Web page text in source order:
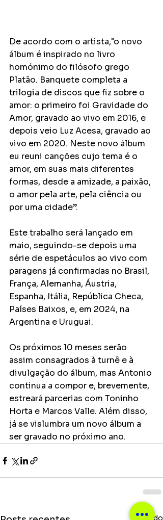
De acordo com o artista,"o novo
álbum é inspirado no livro
homónimo do filósofo grego
Platão. Banquete completa a
trilogia de discos que fiz sobre o
amor: o primeiro foi Gravidade do
Amor, gravado ao vivo em 2016, e
depois veio Luz Acesa, gravado ao
vivo em 2020. Neste novo álbum
eu reuni canções cujo tema é o
amor, em suas mais diferentes
formas, desde a amizade, a paixão,
o amor pela arte, pela ciência ou
por uma cidade”.
Este trabalho será lançado em
maio, seguindo-se depois uma
série de espetáculos ao vivo com
paragens já confirmadas no Brasil,
França, Alemanha, Áustria,
Espanha, Itália, República Checa,
Países Baixos, e, em 2024, na
Argentina e Uruguai.
Os próximos 10 meses serão
assim consagrados à turnê e à
divulgação do álbum, mas Antonio
continua a compor e, brevemente,
estreará parcerias com Toninho
Horta e Marcos Valle. Além disso,
já se vislumbra um novo álbum a
ser gravado no próximo ano.
Ver tudo